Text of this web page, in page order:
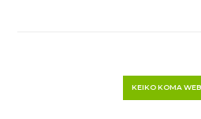
KEIKO KOMA WEB